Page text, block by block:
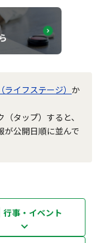
ライフステージ） か
タップ）すると、
が公開日順に並んで
行事・イベント